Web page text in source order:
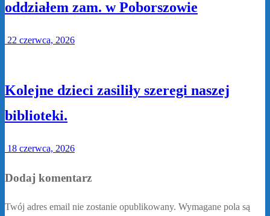
oddziałem zam. w Poborszowie
22 czerwca, 2026
Kolejne dzieci zasiliły szeregi naszej
biblioteki.
18 czerwca, 2026
Dodaj komentarz
Twój adres email nie zostanie opublikowany. Wymagane pola są